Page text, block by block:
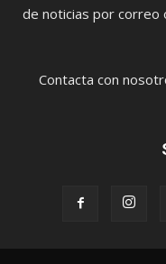
de noticias por correo
Contacta con